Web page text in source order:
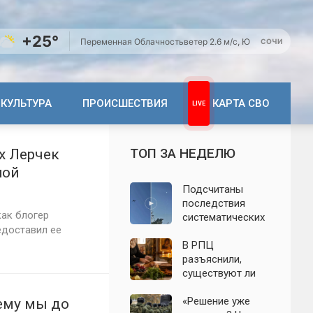
+25° Переменная Облачностьветер 2.6 м/с, Ю СОЧИ
КУЛЬТУРА ПРОИСШЕСТВИЯ КАРТА СВО
Лерчек
блогер
ее
мы до
ТОП ЗА НЕДЕЛЮ
Подсчитаны
последствия
систематических
Ленинградскую
область: что
известно к 7
В РПЦ
разъяснили,
существуют ли
которые
«Решение уже